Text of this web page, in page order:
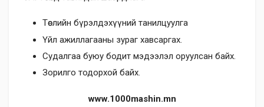
Төслийн бүрэлдэхүүний танилцуулга
Үйл ажиллагааны зураг хавсаргах.
Судалгаа буюу бодит мэдээлэл оруулсан байх.
Зорилго тодорхой байх.
www.1000mashin.mn